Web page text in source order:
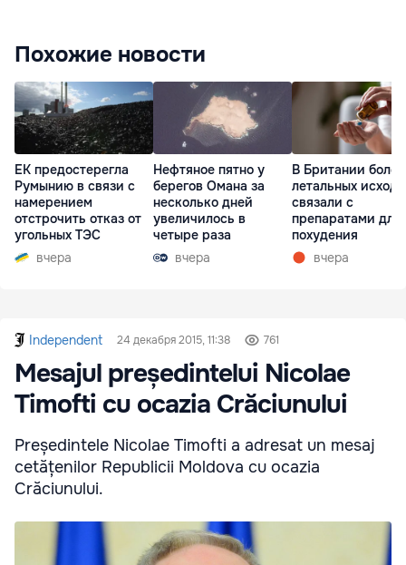
Похожие новости
ЕК предостерегла
Румынию в связи с
намерением
отстрочить отказ от
угольных ТЭС
вчера
Нефтяное пятно у
берегов Омана за
несколько дней
увеличилось в
четыре раза
вчера
В Британии
летальных
связали с
препаратами для
похудения
вчера
Independent 24 декабря 2015, 11:38 761
Mesajul președintelui Nicolae
Timofti cu ocazia Crăciunului
Președintele Nicolae Timofti a adresat un mesaj
cetățenilor Republicii Moldova cu ocazia
Crăciunului.